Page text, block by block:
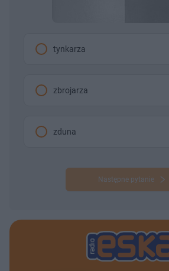
tynkarza
zbrojarza
zduna
Następne pytanie